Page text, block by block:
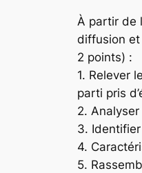
À partir de
diffusion et
2 points) :
1. Relever
parti pris
2.
3.
4.
5.